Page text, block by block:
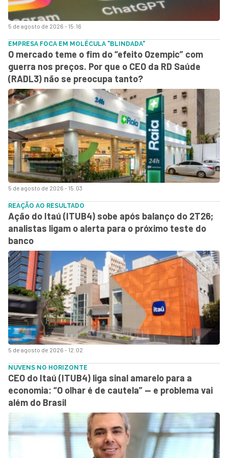
5 de agosto de 2026 - 15:16
5 de agosto de 2026 - 15:03
EMPRESA FOCA EM MOLÉCULA "BLINDADA"
O mercado teme o fim do “efeito Ozempic” com
guerra nos preços. Por que o CEO da RD Saúde
(RADL3) não se preocupa tanto?
5 de agosto de 2026 - 12:02
REAÇÃO AO RESULTADO
Ação do Itaú (ITUB4) sobe após balanço do 2T26;
analistas ligam o alerta para o próximo teste do
banco
NUVENS NO HORIZONTE
CEO do Itaú (ITUB4) liga sinal amarelo para a
economia: “O olhar é de cautela” — e problema vai
além do Brasil